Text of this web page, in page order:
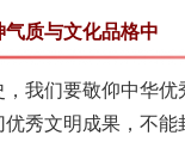
质与文化品格中
们要敬仰中华优
秀文明成果，不